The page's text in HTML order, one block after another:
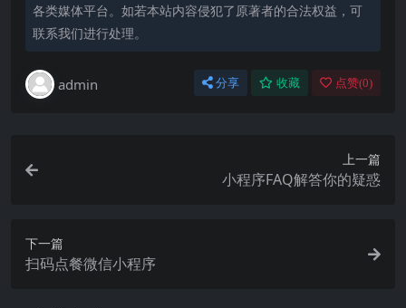
各类媒体平台。如若本站内容侵犯了原著者的合法权益，可
联系我们进行处理。
admin 分享 收藏 点赞(0)
上一篇
小程序FAQ解答你的疑惑
下一篇
扫码点餐微信小程序